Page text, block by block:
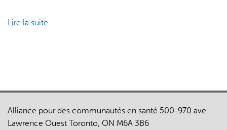
L'IA peut afficher des informations incorrectes, veuillez donc
Lire la suite
and
cervical
Alliance pour des communautés en santé 500-970 ave
Lawrence Ouest Toronto, ON M6A 3B6